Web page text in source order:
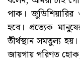
পাক।
হবে। প্রত্যেক
তীর্থস্থান সমতুল্য
জায়গায় পরিণত